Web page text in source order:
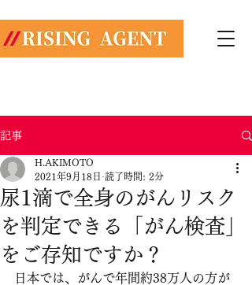
記事
尿1滴で全身のがんリスク
を判定できる「がん検査」
をご存知ですか？
H.AKIMOTO
2021年9月18日 読了時間: 2分
日本では、がんで年間約38万人の方が